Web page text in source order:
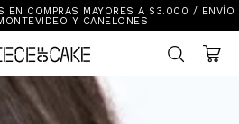
EN COMPRAS MAYORES A $3.000 / ENVÍO
Y CANELONES